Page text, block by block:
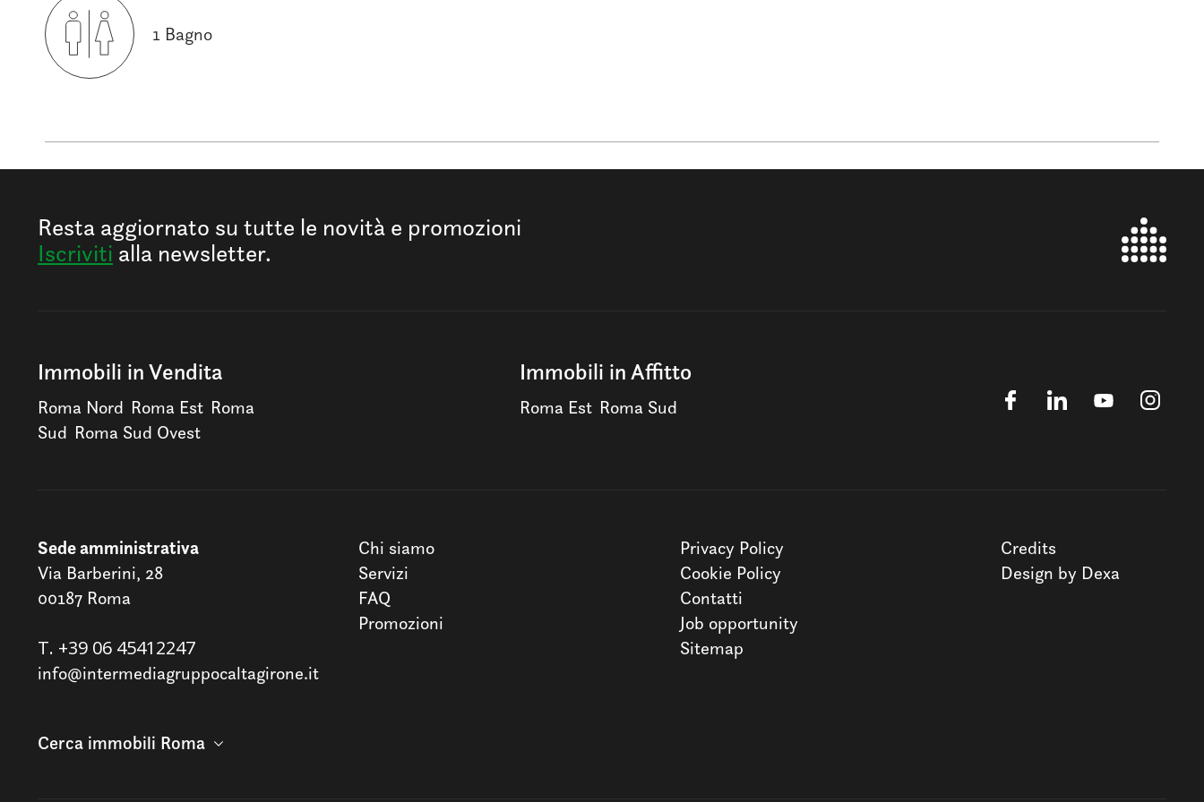
1 Bagno
Resta aggiornato su tutte le novità e promozioni
Iscriviti alla newsletter.
Immobili in Vendita
Roma Nord Roma Est Roma
Sud Roma Sud Ovest
Immobili in Affitto
Roma Est Roma Sud
Sede amministrativa
Via Barberini, 28
00187 Roma
T. +39 06 45412247
info@intermediagruppocaltagirone.it
Chi siamo
Servizi
FAQ
Promozioni
Privacy Policy
Cookie Policy
Contatti
Job opportunity
Sitemap
Credits
Design by Dexa
Cerca immobili Roma